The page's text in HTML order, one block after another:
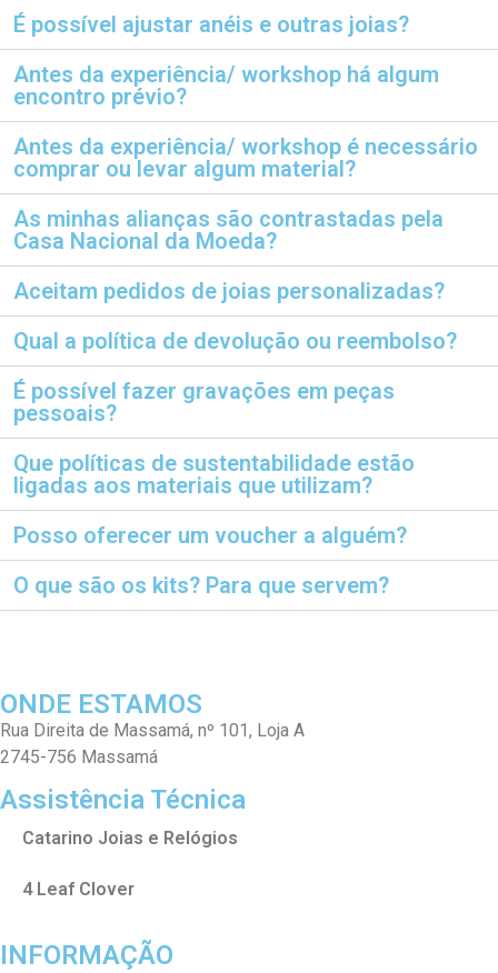
É possível ajustar anéis e outras joias?
Antes da experiência/ workshop há algum
encontro prévio?
Antes da experiência/ workshop é necessário
comprar ou levar algum material?
As minhas alianças são contrastadas pela
Casa Nacional da Moeda?
Aceitam pedidos de joias personalizadas?
Qual a política de devolução ou reembolso?
É possível fazer gravações em peças
pessoais?
Que políticas de sustentabilidade estão
ligadas aos materiais que utilizam?
Posso oferecer um voucher a alguém?
O que são os kits? Para que servem?
ONDE ESTAMOS
Rua Direita de Massamá, nº 101, Loja A
2745-756 Massamá
Assistência Técnica
Catarino Joias e Relógios
4 Leaf Clover
INFORMAÇÃO